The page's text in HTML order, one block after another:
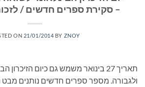
– סקירת ספרים חדשים /
ON 21/01/2014 BY ZNOY
תאריך 27 בינואר משמש גם כיום
ולגבורה. מספר ספרים חדשים נותנים מבט